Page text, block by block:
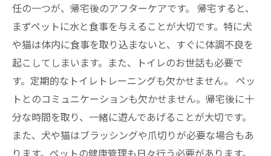
任の一つが、帰宅後のアフターケアです。 帰宅すると、
まずペットに水と食事を与えることが大切です。特に犬
や猫は体内に食事を取り込まないと、すぐに体調不良を
起こしてしまいます。また、トイレのお世話も必要で
す。定期的なトイレトレーニングも欠かせません。 ペッ
トとのコミュニケーションも欠かせません。帰宅後に十
分な時間を取り、一緒に遊んであげることが大切です。
また、犬や猫はブラッシングや爪切りが必要な場合もあ
ります。ペットの健康管理も日々行う必要があります。